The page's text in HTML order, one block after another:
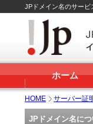
JPドメイン名のサービ
ホーム
HOME サーバー証
JPドメイン名につ